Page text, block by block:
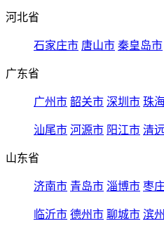
河北省
石家庄市 唐山市 秦皇岛市
广东省
广州市 韶关市 深圳市 珠
汕尾市 河源市 阳江市 清
山东省
济南市 青岛市 淄博市 枣
临沂市 德州市 聊城市 滨